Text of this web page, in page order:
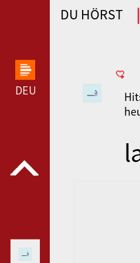
WDR 4 --- WDR 4 ---
DEUTSCHLANDFUNK
DU HÖRST